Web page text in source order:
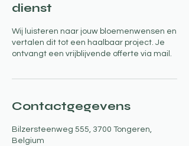
dienst
Wij luisteren naar jouw bloemenwensen en
vertalen dit tot een haalbaar project. Je
ontvangt een vrijblijvende offerte via mail.
Contactgegevens
Bilzersteenweg 555, 3700 Tongeren,
Belgium